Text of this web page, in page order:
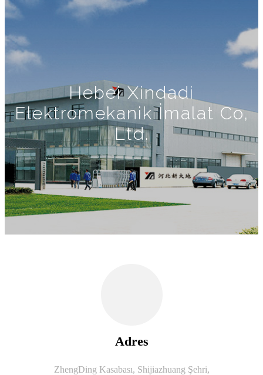
Hebei Xindadi
Elektromekanik İmalat Co,
Ltd.
Adres
ZhengDing Kasabası, Shijiazhuang Şehri,